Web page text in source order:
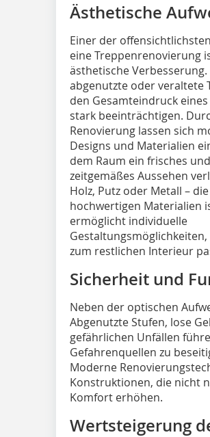
Ästhetische
Einer der
eine Treppenrenovierung
ästhetische Verbesserung.
abgenutzte oder veraltete
den Gesamteindruck eines
stark beeinträchtigen.
Renovierung lassen sich
Designs und Materialien
dem Raum ein ­frisches und
zeitgemäßes Aussehen
Holz, Putz oder Metall –
hochwertigen Materialien
ermöglicht individuelle
zum rest­lichen Interieur
Sicherheit und
Neben der optischen
Abgenutzte Stufen, lose
gefährlichen Unfällen
Gefahrenquellen zu
Moderne
Konstruktionen, die nicht
Komfort erhöhen.
Wertsteigerung